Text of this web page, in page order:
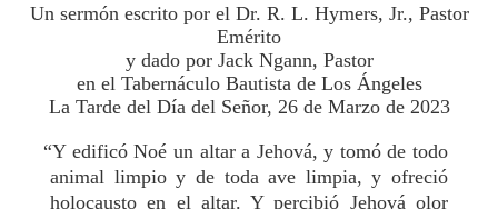
Un sermón escrito por el Dr. R. L. Hymers, Jr., Pastor
Emérito
y dado por Jack Ngann, Pastor
en el Tabernáculo Bautista de Los Ángeles
La Tarde del Día del Señor, 26 de Marzo de 2023
“Y edificó Noé un altar a Jehová, y tomó de todo
animal limpio y de toda ave limpia, y ofreció
holocausto en el altar. Y percibió Jehová olor